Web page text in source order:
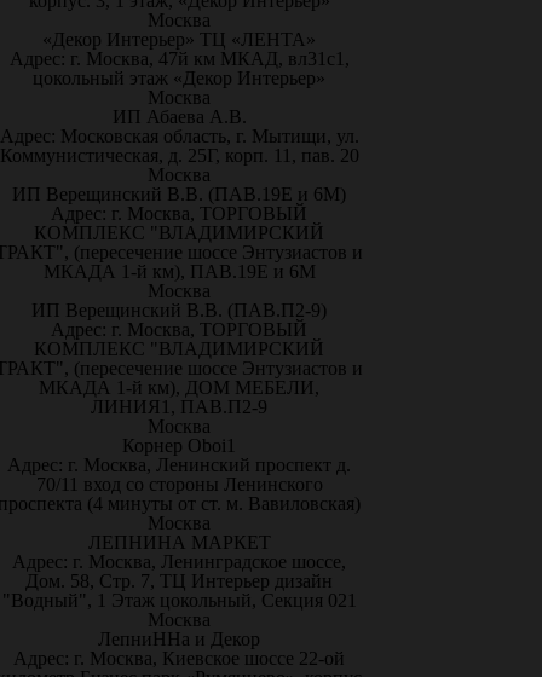
Москва
«Декор Интерьер» ТЦ «ЛЕНТА»
Адрес: г. Москва, 47й км МКАД, вл31с1,
цокольный этаж «Декор Интерьер»
Москва
ИП Абаева А.В.
Адрес: Московская область, г. Мытищи, ул.
Коммунистическая, д. 25Г, корп. 11, пав. 20
Москва
ИП Верещинский В.В. (ПАВ.19Е и 6М)
Адрес: г. Москва, ТОРГОВЫЙ
КОМПЛЕКС "ВЛАДИМИРСКИЙ
(пересечение шоссе Энтузиастов и
МКАДА 1-й км), ПАВ.19Е и 6М
Москва
ИП Верещинский В.В. (ПАВ.П2-9)
Адрес: г. Москва, ТОРГОВЫЙ
КОМПЛЕКС "ВЛАДИМИРСКИЙ
(пересечение шоссе Энтузиастов и
МКАДА 1-й км), ДОМ МЕБЕЛИ,
ЛИНИЯ1, ПАВ.П2-9
Москва
Корнер Oboi1
Адрес: г. Москва, Ленинский проспект д.
70/11 вход со стороны Ленинского
(4 минуты от ст. м. Вавиловская)
Москва
ЛЕПНИНА МАРКЕТ
Адрес: г. Москва, Ленинградское шоссе,
Дом. 58, Стр. 7, ТЦ Интерьер дизайн
"Водный", 1 Этаж цокольный, Секция 021
Москва
ЛепниННа и Декор
Адрес: г. Москва, Киевское шоссе 22-ой